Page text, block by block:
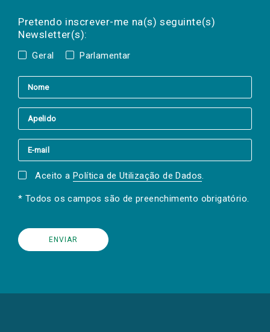
Pretendo inscrever-me na(s) seguinte(s)
Newsletter(s):
Geral Parlamentar
a(s) newsletter(s).
mail
Aceito a Política de Utilização de Dados.
* Todos os campos são de preenchimento obrigatório.